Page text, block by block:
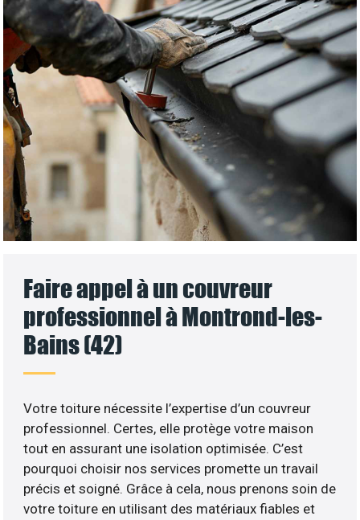
Faire appel à un couvreur
professionnel à Montrond-les-
Bains (42)
Votre toiture nécessite l’expertise d’un couvreur
professionnel. Certes, elle protège votre maison
tout en assurant une isolation optimisée. C’est
pourquoi choisir nos services promette un travail
précis et soigné. Grâce à cela, nous prenons soin de
votre toiture en utilisant des matériaux fiables et